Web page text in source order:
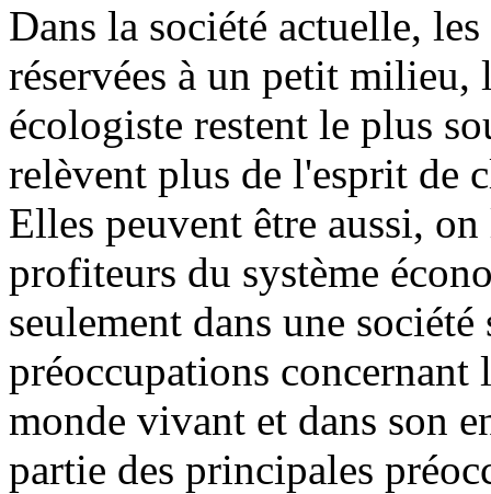
Dans la société actuelle,
réservées à un petit milieu,
écologiste restent le plus
relèvent plus de l'esprit de
Elles peuvent être aussi,
profiteurs du système
seulement dans une
préoccupations concernant
monde vivant et dans son
partie des principales